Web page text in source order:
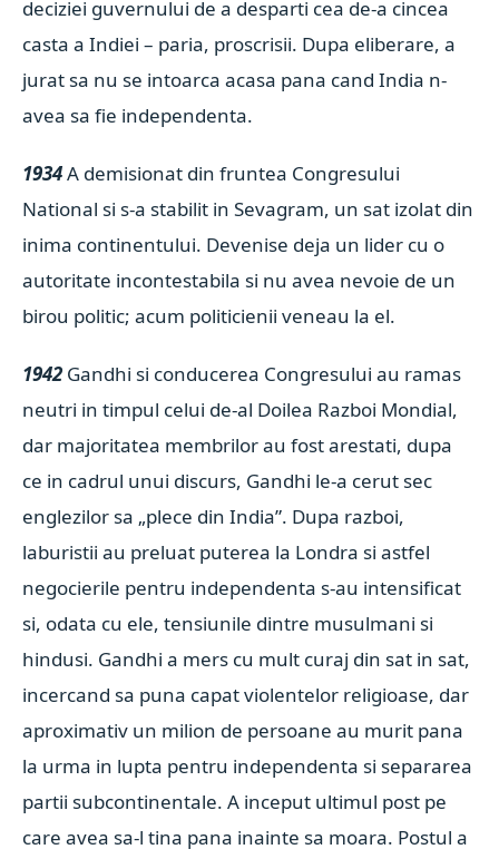
deciziei guvernului de a desparti cea de-a cincea
casta a Indiei – paria, proscrisii. Dupa eliberare, a
jurat sa nu se intoarca acasa pana cand India n-
avea sa fie independenta.
1934A demisionat din fruntea Congresului
National si s-a stabilit in Sevagram, un sat izolat din
inima continentului. Devenise deja un lider cu o
autoritate incontestabila si nu avea nevoie de un
birou politic; acum politicienii veneau la el.
1942 Gandhi si conducerea Congresului au ramas
neutri in timpul celui de-al Doilea Razboi Mondial,
dar majoritatea membrilor au fost arestati, dupa
ce in cadrul unui discurs, Gandhi le-a cerut sec
englezilor sa „plece din India”. Dupa razboi,
laburistii au preluat puterea la Londra si astfel
negocierile pentru independenta s-au intensificat
si, odata cu ele, tensiunile dintre musulmani si
hindusi. Gandhi a mers cu mult curaj din sat in sat,
incercand sa puna capat violentelor religioase, dar
aproximativ un milion de persoane au murit pana
la urma in lupta pentru independenta si separarea
partii subcontinentale. A inceput ultimul post pe
care avea sa-l tina pana inainte sa moara. Postul a